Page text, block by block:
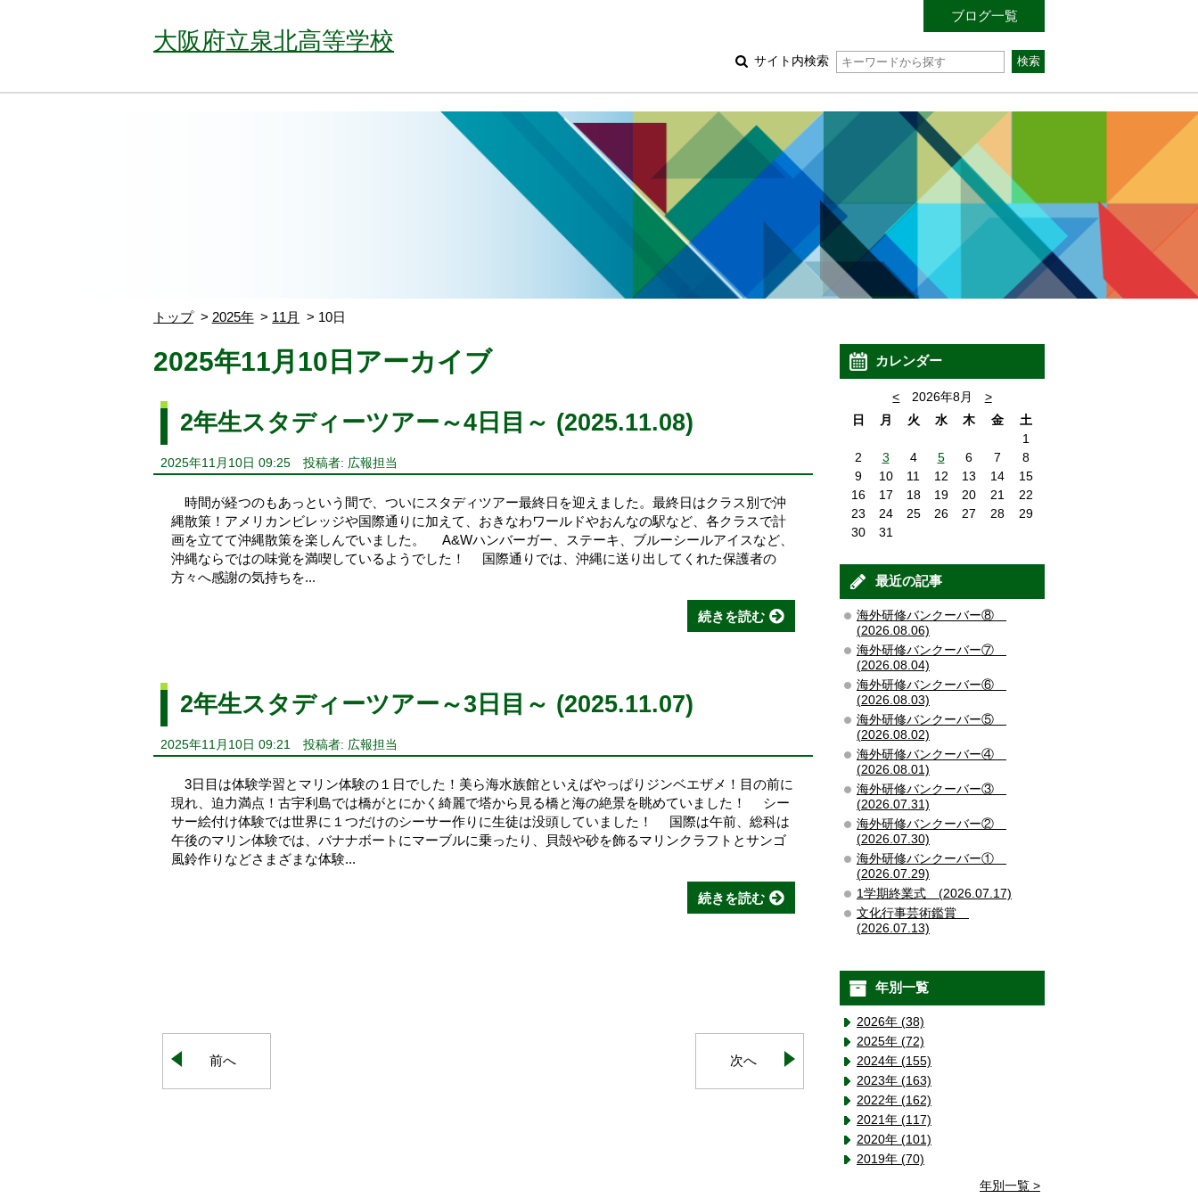
大阪府立泉北高等学校
ブログ一覧
サイト内検索
トップ 2025年 11月 10日
2025年11月10日アーカイブ
2年生スタディーツアー～4日目～ (2025.11.08)
2025年11月10日 09:25 投稿者: 広報担当
時間が経つのもあっという間で、ついにスタディツアー最終日を迎えました。最終日はクラス別で沖
縄散策！アメリカンビレッジや国際通りに加えて、おきなわワールドやおんなの駅など、各クラスで計
画を立てて沖縄散策を楽しんでいました。 A&Wハンバーガー、ステーキ、ブルーシールアイスなど、
沖縄ならではの味覚を満喫しているようでした！ 国際通りでは、沖縄に送り出してくれた保護者の
方々へ感謝の気持ちを...
続きを読む
2年生スタディーツアー～3日目～ (2025.11.07)
2025年11月10日 09:21 投稿者: 広報担当
3日目は体験学習とマリン体験の１日でした！美ら海水族館といえばやっぱりジンベエザメ！目の前に
現れ、迫力満点！古宇利島では橋がとにかく綺麗で塔から見る橋と海の絶景を眺めていました！ シー
サー絵付け体験では世界に１つだけのシーサー作りに生徒は没頭していました！ 国際は午前、総科は
午後のマリン体験では、バナナボートにマーブルに乗ったり、貝殻や砂を飾るマリンクラフトとサンゴ
風鈴作りなどさまざまな体験...
続きを読む
前へ 次へ
カレンダー
< 2026年8月
>
日
月 火 水 木 金
土
1
2
3 4 5 6 7
8
9
10 11 12 13 14
15
16
17 18 19 20 21
22
23
24 25 26 27 28
29
30
31
最近の記事
海外研修バンクーバー⑧
(2026.08.06)
海外研修バンクーバー⑦
(2026.08.04)
海外研修バンクーバー⑥
(2026.08.03)
海外研修バンクーバー⑤
(2026.08.02)
海外研修バンクーバー④
(2026.08.01)
海外研修バンクーバー③
(2026.07.31)
海外研修バンクーバー②
(2026.07.30)
海外研修バンクーバー①
(2026.07.29)
1学期終業式 (2026.07.17)
文化行事芸術鑑賞
(2026.07.13)
年別一覧
2026年 (38)
2025年 (72)
2024年 (155)
2023年 (163)
2022年 (162)
2021年 (117)
2020年 (101)
2019年 (70)
年別一覧 >